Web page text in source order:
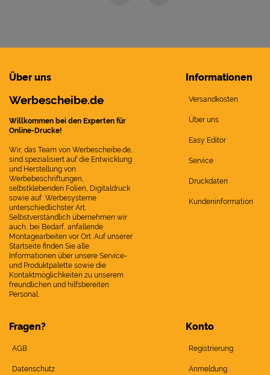
Über uns
Werbescheibe.de
Willkommen bei den Experten für
Online-Drucke!
Wir, das Team von Werbescheibe.de,
sind spezialisiert auf die Entwicklung
und Herstellung von
Werbebeschriftungen,
selbstklebenden Folien, Digitaldruck
sowie auf Werbesysteme
unterschiedlichster Art.
Selbstverständlich übernehmen wir
auch, bei Bedarf, anfallende
Montagearbeiten vor Ort. Auf unserer
Startseite finden Sie alle
Informationen über unsere Service-
und Produktpalette sowie die
Kontaktmöglichkeiten zu unserem
freundlichen und hilfsbereiten
Personal.
Informationen
Versandkosten
Über uns
Easy Editor
Service
Druckdaten
Kundeninformation
Fragen?
AGB
Datenschutz
Konto
Registrierung
Anmeldung